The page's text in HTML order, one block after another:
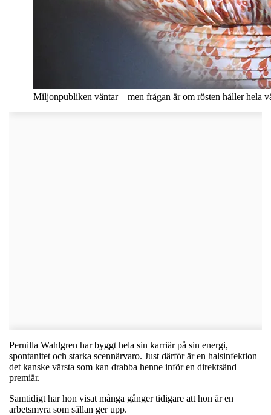
Miljonpubliken väntar – men frågan är om rösten håller hela
Pernilla Wahlgren har byggt hela sin karriär på sin energi,
spontanitet och starka scennärvaro. Just därför är en halsinfektion
det kanske värsta som kan drabba henne inför en direktsänd
premiär.
Samtidigt har hon visat många gånger tidigare att hon är en
arbetsmyra som sällan ger upp.